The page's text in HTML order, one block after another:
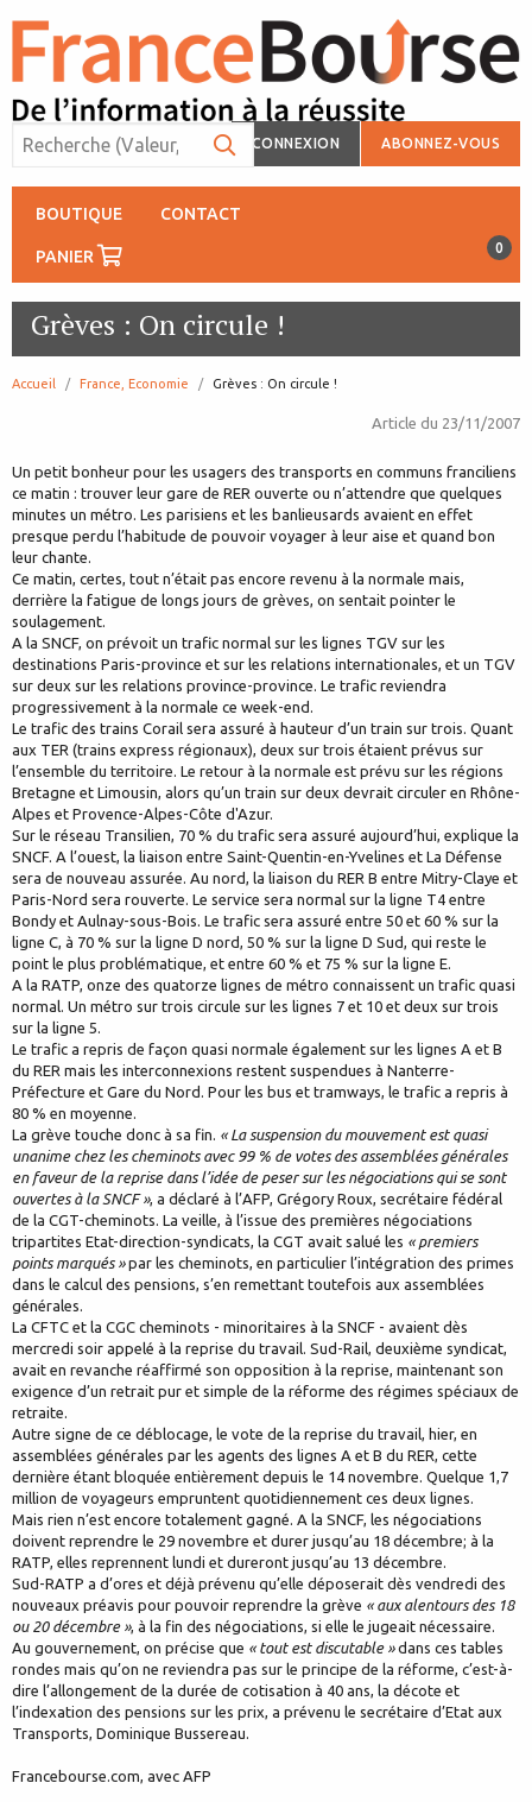
CONNEXION ABONNEZ-VOUS
BOUTIQUE CONTACT
PANIER 0
Grèves : On circule !
Accueil France, Economie page:
Grèves : On circule !
Article du 23/11/2007
Un petit bonheur pour les usagers des transports en communs franciliens
ce matin : trouver leur gare de RER ouverte ou n’attendre que quelques
minutes un métro. Les parisiens et les banlieusards avaient en effet
presque perdu l’habitude de pouvoir voyager à leur aise et quand bon
leur chante.
Ce matin, certes, tout n’était pas encore revenu à la normale mais,
derrière la fatigue de longs jours de grèves, on sentait pointer le
soulagement.
A la SNCF, on prévoit un trafic normal sur les lignes TGV sur les
destinations Paris-province et sur les relations internationales, et un TGV
sur deux sur les relations province-province. Le trafic reviendra
progressivement à la normale ce week-end.
Le trafic des trains Corail sera assuré à hauteur d’un train sur trois. Quant
aux TER (trains express régionaux), deux sur trois étaient prévus sur
l’ensemble du territoire. Le retour à la normale est prévu sur les régions
Bretagne et Limousin, alors qu’un train sur deux devrait circuler en Rhône-
Alpes et Provence-Alpes-Côte d'Azur.
Sur le réseau Transilien, 70 % du trafic sera assuré aujourd’hui, explique la
SNCF. A l’ouest, la liaison entre Saint-Quentin-en-Yvelines et La Défense
sera de nouveau assurée. Au nord, la liaison du RER B entre Mitry-Claye et
Paris-Nord sera rouverte. Le service sera normal sur la ligne T4 entre
Bondy et Aulnay-sous-Bois. Le trafic sera assuré entre 50 et 60 % sur la
ligne C, à 70 % sur la ligne D nord, 50 % sur la ligne D Sud, qui reste le
point le plus problématique, et entre 60 % et 75 % sur la ligne E.
A la RATP, onze des quatorze lignes de métro connaissent un trafic quasi
normal. Un métro sur trois circule sur les lignes 7 et 10 et deux sur trois
sur la ligne 5.
Le trafic a repris de façon quasi normale également sur les lignes A et B
du RER mais les interconnexions restent suspendues à Nanterre-
Préfecture et Gare du Nord. Pour les bus et tramways, le trafic a repris à
80 % en moyenne.
La grève touche donc à sa fin. « La suspension du mouvement est quasi
unanime chez les cheminots avec 99 % de votes des assemblées générales
en faveur de la reprise dans l’idée de peser sur les négociations qui se sont
ouvertes à la SNCF », a déclaré à l’AFP, Grégory Roux, secrétaire fédéral
de la CGT-cheminots. La veille, à l’issue des premières négociations
tripartites Etat-direction-syndicats, la CGT avait salué les « premiers
points marqués »par les cheminots, en particulier l’intégration des primes
dans le calcul des pensions, s’en remettant toutefois aux assemblées
générales.
La CFTC et la CGC cheminots - minoritaires à la SNCF - avaient dès
mercredi soir appelé à la reprise du travail. Sud-Rail, deuxième syndicat,
avait en revanche réaffirmé son opposition à la reprise, maintenant son
exigence d’un retrait pur et simple de la réforme des régimes spéciaux de
retraite.
Autre signe de ce déblocage, le vote de la reprise du travail, hier, en
assemblées générales par les agents des lignes A et B du RER, cette
dernière étant bloquée entièrement depuis le 14 novembre. Quelque 1,7
million de voyageurs empruntent quotidiennement ces deux lignes.
Mais rien n’est encore totalement gagné. A la SNCF, les négociations
doivent reprendre le 29 novembre et durer jusqu’au 18 décembre; à la
RATP, elles reprennent lundi et dureront jusqu’au 13 décembre.
Sud-RATP a d’ores et déjà prévenu qu’elle déposerait dès vendredi des
nouveaux préavis pour pouvoir reprendre la grève « aux alentours des 18
ou 20 décembre », à la fin des négociations, si elle le jugeait nécessaire.
Au gouvernement, on précise que « tout est discutable »dans ces tables
rondes mais qu’on ne reviendra pas sur le principe de la réforme, c’est-à-
dire l’allongement de la durée de cotisation à 40 ans, la décote et
l’indexation des pensions sur les prix, a prévenu le secrétaire d’Etat aux
Transports, Dominique Bussereau.
Francebourse.com, avec AFP